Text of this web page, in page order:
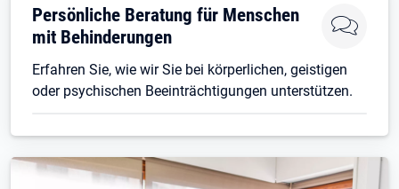
Persönliche Beratung für Menschen
mit Behinderungen
Erfahren Sie, wie wir Sie bei körperlichen, geistigen
oder psychischen Beeinträchtigungen unterstützen.